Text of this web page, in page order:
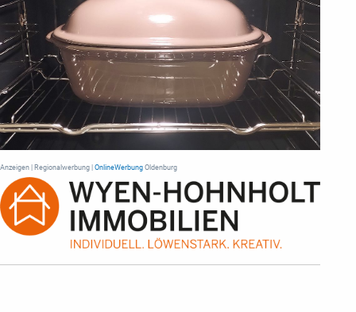
Anzeigen | Regionalwerbung | OnlineWerbung Oldenburg